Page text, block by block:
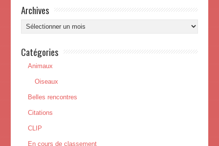
Archives
Archives
Catégories
Animaux
Oiseaux
Belles rencontres
Citations
CLIP
En cours de classement